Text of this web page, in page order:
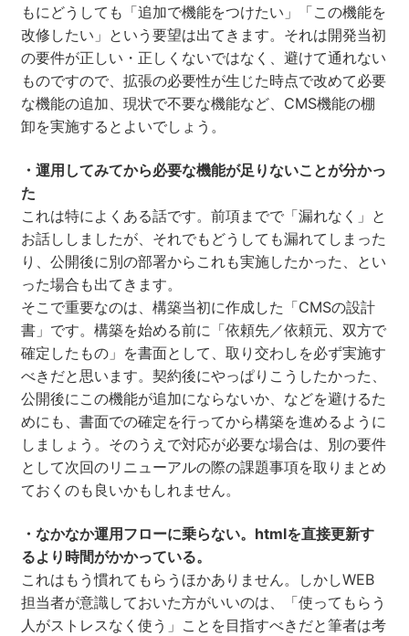
もにどうしても「追加で機能をつけたい」「この機能を
改修したい」という要望は出てきます。それは開発当初
の要件が正しい・正しくないではなく、避けて通れない
ものですので、拡張の必要性が生じた時点で改めて必要
な機能の追加、現状で不要な機能など、CMS機能の棚
卸を実施するとよいでしょう。
・運用してみてから必要な機能が足りないことが分かっ
た
これは特によくある話です。前項までで「漏れなく」と
お話ししましたが、それでもどうしても漏れてしまった
り、公開後に別の部署からこれも実施したかった、とい
った場合も出てきます。
そこで重要なのは、構築当初に作成した「CMSの設計
書」です。構築を始める前に「依頼先／依頼元、双方で
確定したもの」を書面として、取り交わしを必ず実施す
べきだと思います。契約後にやっぱりこうしたかった、
公開後にこの機能が追加にならないか、などを避けるた
めにも、書面での確定を行ってから構築を進めるように
しましょう。そのうえで対応が必要な場合は、別の要件
として次回のリニューアルの際の課題事項を取りまとめ
ておくのも良いかもしれません。
・なかなか運用フローに乗らない。htmlを直接更新す
るより時間がかかっている。
これはもう慣れてもらうほかありません。しかしWEB
担当者が意識しておいた方がいいのは、「使ってもらう
人がストレスなく使う」ことを目指すべきだと筆者は考